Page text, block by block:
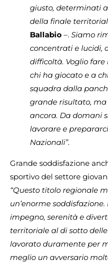
giusto, determinati
della finale
Ballabio –. Siamo
concentrati e lucidi,
difficoltà. Voglio
chi ha giocato e a
squadra dalla
grande risultato, ma
ancora. Da domani
lavorare e
Nazionali”.
Grande soddisfazione
sportivo del settore
“Questo titolo regionale
un’enorme
impegno, serenità e
territoriale al di sotto
lavorato duramente per
meglio un avversario